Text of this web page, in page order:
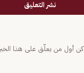
نشر التعليق
كن أول من يعلّق على هذا